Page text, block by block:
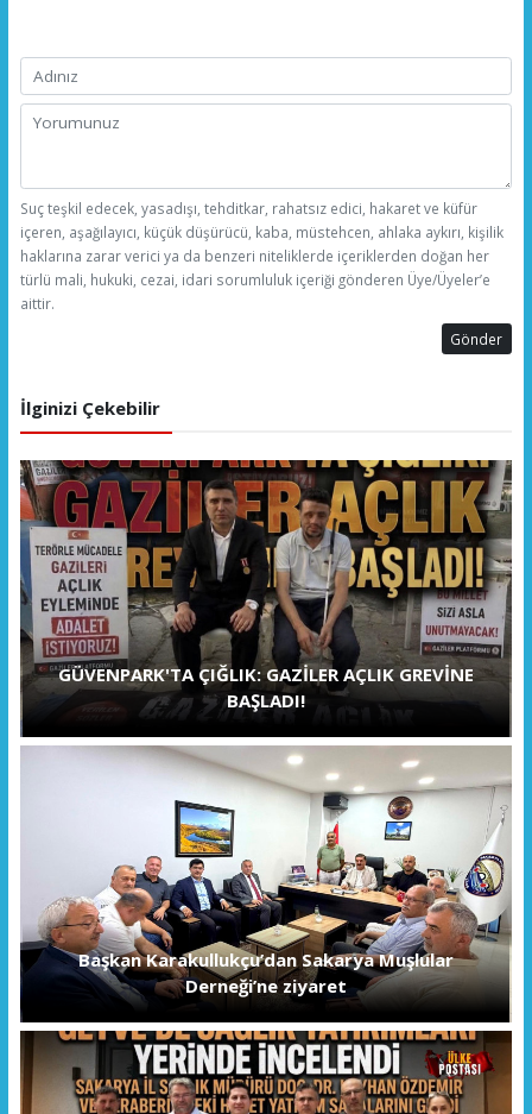
Suç teşkil edecek, yasadışı, tehditkar, rahatsız edici, hakaret ve küfür
içeren, aşağılayıcı, küçük düşürücü, kaba, müstehcen, ahlaka aykırı, kişilik
haklarına zarar verici ya da benzeri niteliklerde içeriklerden doğan her
türlü mali, hukuki, cezai, idari sorumluluk içeriği gönderen Üye/Üyeler’e
aittir.
Gönder
İlginizi Çekebilir
GÜVENPARK'TA ÇIĞLIK: GAZİLER AÇLIK GREVİNE
BAŞLADI!
Başkan Karakullukçu’dan Sakarya Muşlular
Derneği’ne ziyaret